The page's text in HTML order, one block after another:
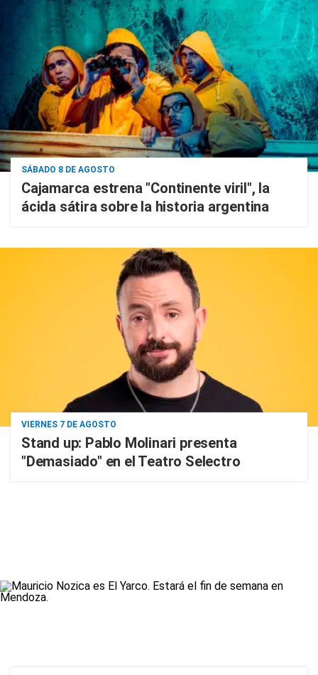
SÁBADO 8 DE AGOSTO
Cajamarca estrena "Continente viril", la
ácida sátira sobre la historia argentina
VIERNES 7 DE AGOSTO
Stand up: Pablo Molinari presenta
"Demasiado" en el Teatro Selectro